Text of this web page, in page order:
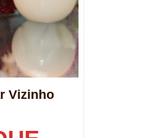
Vizinho